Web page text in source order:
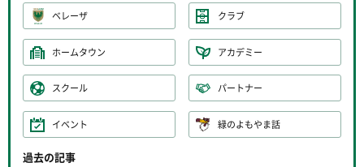
ベレーザ クラブ
ホームタウン アカデミー
スクール パートナー
イベント 緑のよもやま話
過去の記事